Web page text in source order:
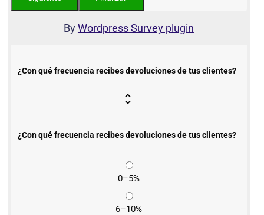
ByWordpress Survey plugin
¿Con qué frecuencia recibes devoluciones de tus clientes?
¿Con qué frecuencia recibes devoluciones de tus clientes?
0–5%
6–10%